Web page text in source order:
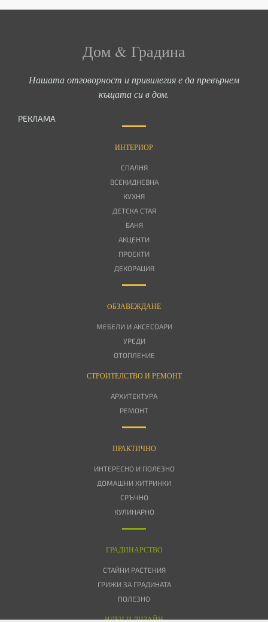
Дом & Градина
Нашата отговорност и привилегия е да превърнем
къщата си в дом.
РЕКЛАМА
ИНТЕРИОР
СПАЛНЯ
ВСЕКИДНЕВНА
КУХНЯ
ДЕТСКА СТАЯ
БАНЯ
АКЦЕНТИ
ПРОЕКТИ
ДЕКОРАЦИЯ
OБЗАВЕЖДАНЕ
МЕБЕЛИ И АКСЕСОАРИ
УРЕДИ
ОТОПЛЕНИЕ
СТРОИТЕЛСТВО И РЕМОНТ
АРХИТЕКТУРА
РЕМОНТ
ПРАКТИЧНО
ИНТЕРЕСНО И ПОЛЕЗНО
ДОМАШНИ ХИТРИНКИ
СРЪЧНО
КУЛИНАРНО
ГРАДИНАРСТВО
СТАЙНИ РАСТЕНИЯ
ГРИЖИ ЗА ГРАДИНАТА
ПОЛЕЗНО
ИДЕИ И ДИЗАЙН